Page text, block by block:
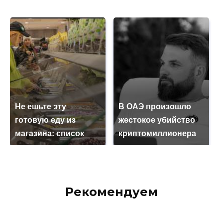
Не ешьте эту
готовую еду из
магазина: список
В ОАЭ произошло
жестокое убийство
криптомиллионера
Рекомендуем